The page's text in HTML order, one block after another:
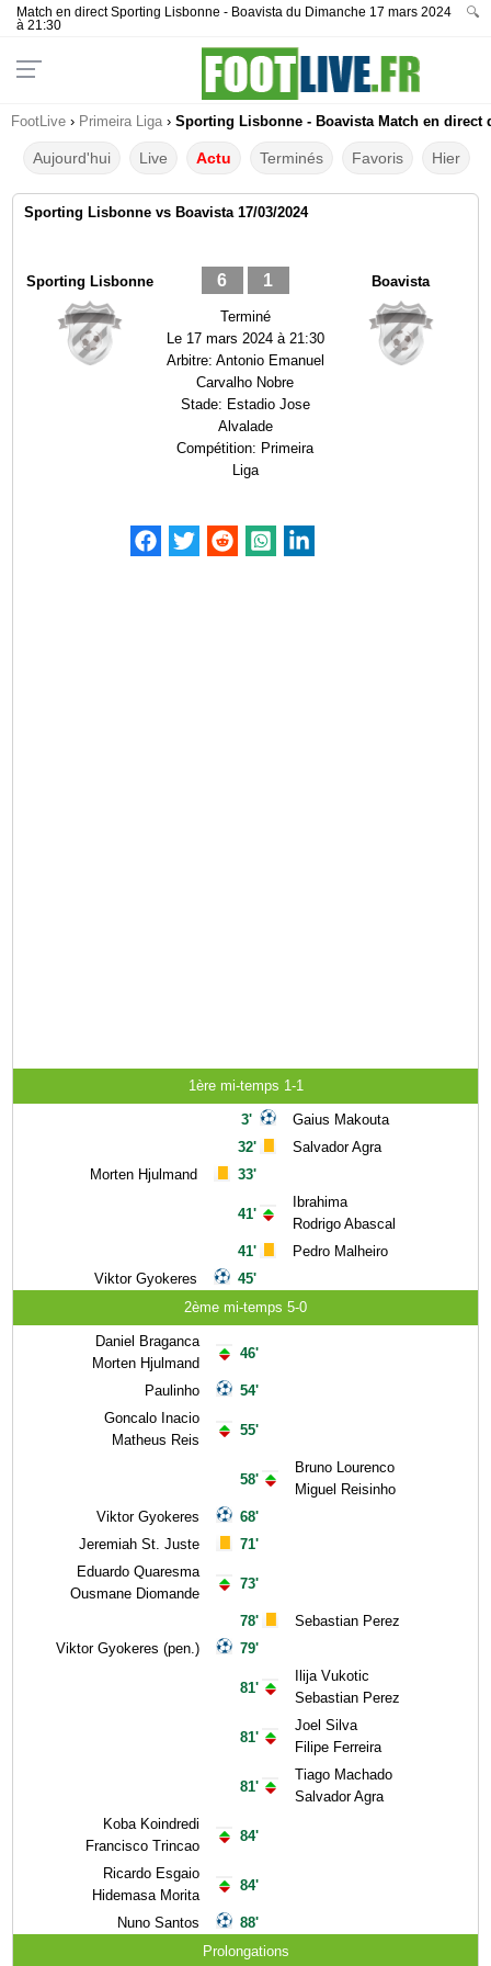
Match en direct Sporting Lisbonne - Boavista du Dimanche 17 mars 2024
à 21:30
🔍
FootLive › Primeira Liga › Sporting Lisbonne - Boavista Match en direct
Aujourd'hui Live Actu Terminés Favoris Hier
Sporting Lisbonne vs Boavista 17/03/2024
Sporting Lisbonne 6 1
Terminé
Le 17 mars 2024 à 21:30
Arbitre: Antonio Emanuel
Carvalho Nobre
Stade: Estadio Jose
Alvalade
Compétition: Primeira
Liga
Boavista
1ère mi-temps 1-1
Morten Hjulmand
Viktor Gyokeres
3'
32'
33'
41'
41'
45'
Gaius Makouta
Salvador Agra
Ibrahima
Rodrigo Abascal
Pedro Malheiro
2ème mi-temps 5-0
Daniel Braganca
Morten Hjulmand
Paulinho
Goncalo Inacio
Matheus Reis
Viktor Gyokeres
Jeremiah St. Juste
Eduardo Quaresma
Ousmane Diomande
Viktor Gyokeres (pen.)
Koba Koindredi
Francisco Trincao
Ricardo Esgaio
Hidemasa Morita
Nuno Santos
46'
54'
55'
58'
68'
71'
73'
78'
79'
81'
81'
81'
84'
84'
88'
Bruno Lourenco
Miguel Reisinho
Sebastian Perez
Ilija Vukotic
Sebastian Perez
Joel Silva
Filipe Ferreira
Tiago Machado
Salvador Agra
Prolongations